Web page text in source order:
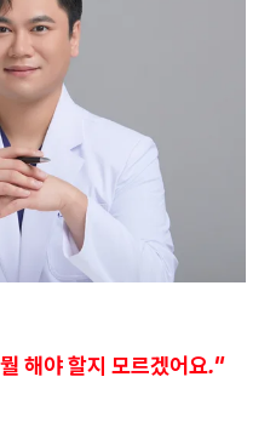
해야 할지 모르겠어요."